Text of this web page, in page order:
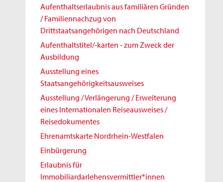
Aufenthaltserlaubnis aus familiären Gründen
/ Familiennachzug von
Drittstaatsangehörigen nach Deutschland
Aufenthaltstitel/-karten - zum Zweck der
Ausbildung
Ausstellung eines
Staatsangehörigkeitsausweises
Ausstellung / Verlängerung / Erweiterung
eines Internationalen Reiseausweises /
Reisedokumentes
Ehrenamtskarte Nordrhein-Westfalen
Einbürgerung
Erlaubnis für
Immobiliardarlehensvermittler*innen